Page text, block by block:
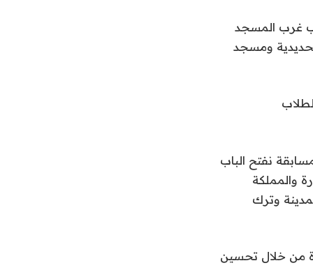
غرب المسجد
ومسجد
نفتح الباب
والمملكة
وترك
من خلال تحسين